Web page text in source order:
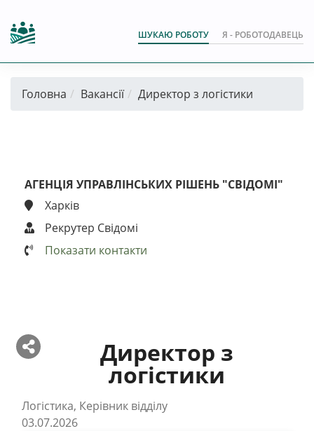
ШУКАЮ РОБОТУ Я - РОБОТОДАВЕЦЬ
Головна Вакансії Директор з логістики
АГЕНЦІЯ УПРАВЛІНСЬКИХ РІШЕНЬ "CВІДОМІ"
Харків
Рекрутер Свідомі
Показати контакти
Директор з
логістики
Логістика, Керівник відділу
03.07.2026